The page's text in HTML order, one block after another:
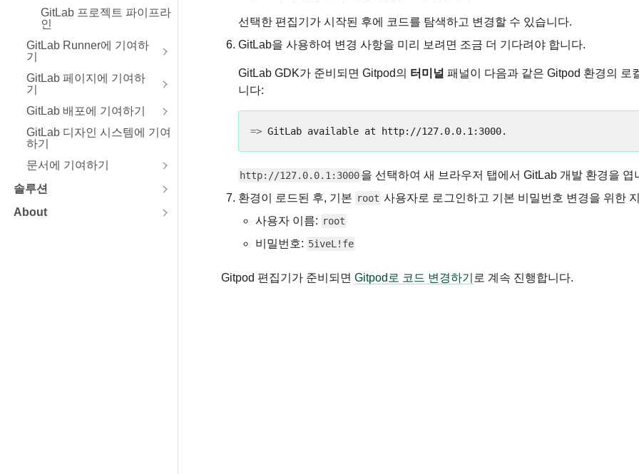
GitLab 프로젝트 파이프라
인
GitLab Runner에 기여하
기
GitLab 페이지에 기여하
기
GitLab 배포에 기여하기
GitLab 디자인 시스템에 기여
하기
문서에 기여하기
솔루션
About
선택한 편집기가 시작된 후에 코드를 탐색하고 변경할 수 있습니다.
GitLab을 사용하여 변경 사항을 미리 보려면 조금 더 기다려야 합니다.
GitLab GDK가 준비되면 Gitpod의 터미널 패널이 다음과 같은 Gitpod 환경의 로
니다:
=>
http://127.0.0.1:3000을 선택하여 새 브라우저 탭에서 GitLab 개발 환경을 엽
환경이 로드된 후, 기본 root 사용자로 로그인하고 기본 비밀번호 변경을 위한
사용자 이름: root
비밀번호: 5iveL!fe
Gitpod 편집기가 준비되면 Gitpod로 코드 변경하기 로 계속 진행합니다.